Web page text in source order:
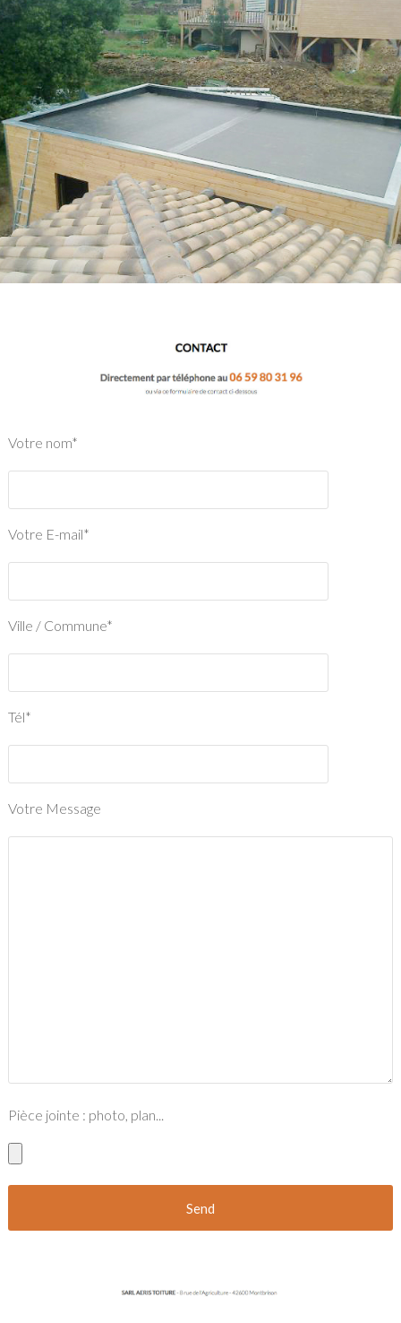
Votre nom*
Votre E-mail*
Ville / Commune*
Tél*
Votre Message
Pièce jointe : photo, plan...